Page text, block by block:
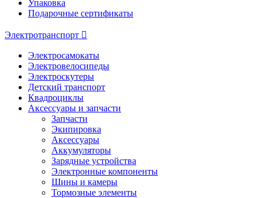
Упаковка
Подарочные сертификаты
Электротранспорт
Электросамокаты
Электровелосипеды
Электроскутеры
Детский транспорт
Квадроциклы
Аксессуары и запчасти
Запчасти
Экипировка
Аксессуары
Аккумуляторы
Зарядные устройства
Электронные компоненты
Шины и камеры
Тормозные элементы